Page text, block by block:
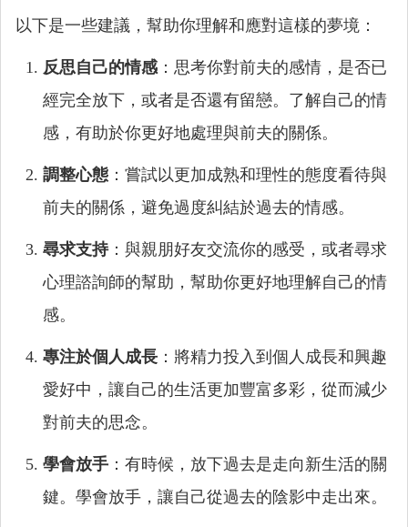
以下是一些建議，幫助你理解和應對這樣的夢境：
反思自己的情感：思考你對前夫的感情，是否已
經完全放下，或者是否還有留戀。了解自己的情
感，有助於你更好地處理與前夫的關係。
調整心態 ：嘗試以更加成熟和理性的態度看待與
前夫的關係，避免過度糾結於過去的情感。
尋求支持：與親朋好友交流你的感受，或者尋求
心理諮詢師的幫助，幫助你更好地理解自己的情
感。
專注於個人成長 ：將精力投入到個人成長和興趣
愛好中，讓自己的生活更加豐富多彩，從而減少
對前夫的思念。
學會放手 ：有時候，放下過去是走向新生活的關
鍵。學會放手，讓自己從過去的陰影中走出來。